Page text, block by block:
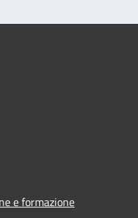
e formazione